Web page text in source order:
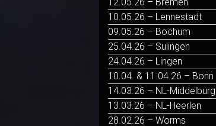
10.05.26 – Lennestadt
09.05.26 – Bochum
25.04.26 – Sulingen
24.04.26 – Lingen
10.04. & 11.04.26 – Bonn
14.03.26 – NL-Middelburg
13.03.26 – NL-Heerlen
28.02.26 – Worms